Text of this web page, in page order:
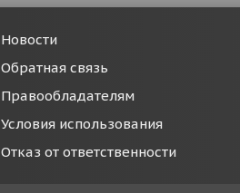
Новости
Обратная связь
Правообладателям
Условия использования
Отказ от ответственности